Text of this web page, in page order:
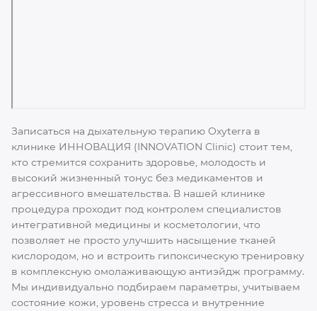
Записаться на дыхательную терапию Oxyterra в
клинике ИННОВАЦИЯ (INNOVATION Clinic) стоит тем,
кто стремится сохранить здоровье, молодость и
высокий жизненный тонус без медикаментов и
агрессивного вмешательства. В нашей клинике
процедура проходит под контролем специалистов
интегративной медицины и косметологии, что
позволяет не просто улучшить насыщение тканей
кислородом, но и встроить гипоксическую тренировку
в комплексную омолаживающую антиэйдж программу.
Мы индивидуально подбираем параметры, учитываем
состояние кожи, уровень стресса и внутренние